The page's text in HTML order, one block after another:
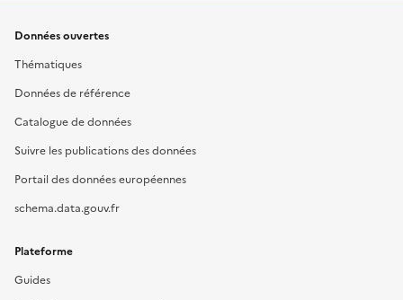
Données ouvertes
Thématiques
Données de référence
Catalogue de données
Suivre les publications des données
Portail des données européennes
schema.data.gouv.fr
Plateforme
Guides